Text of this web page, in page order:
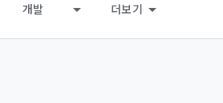
개발 더보기